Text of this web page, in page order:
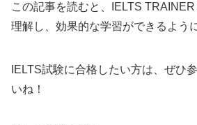
この記事を読むと、IELTS
理解し、効果的な学習ができるよう
IELTS試験に合格したい方は、ぜひ
いね！